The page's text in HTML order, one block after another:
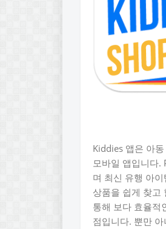
Kiddies 앱은 아
모바일 앱입니다.
며 최신 유행 아
상품을 쉽게 찾고
통해 보다 효율적
점입니다. 뿐만